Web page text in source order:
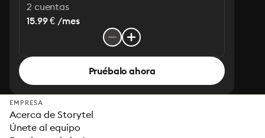
2 cuentas
15.99 € /mes
Pruébalo ahora
EMPRESA
Acerca de Storytel
Únete al equipo